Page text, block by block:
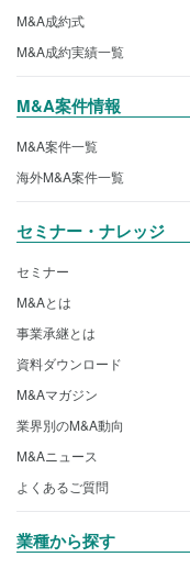
M&A成約式
M&A成約実績一覧
M&A案件情報
M&A案件一覧
海外M&A案件一覧
セミナー・ナレッジ
セミナー
M&Aとは
事業承継とは
資料ダウンロード
M&Aマガジン
業界別のM&A動向
M&Aニュース
よくあるご質問
業種から探す